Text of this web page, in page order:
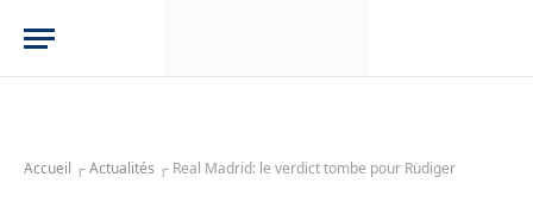
Accueil ┌Actualités ┌ Real Madrid: le verdict tombe pour Rüdiger